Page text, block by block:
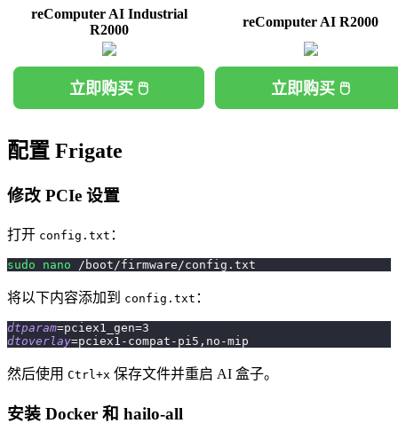
reComputer AI Industrial
R2000
reComputer AI R2000
立即购买 🖱️ 立即购买 🖱️
配置 Frigate
修改 PCIe 设置
打开 config.txt ：
sudo nano /boot/firmware/config.txt
将以下内容添加到 config.txt ：
dtparam=pciex1_gen=3
dtoverlay=pciex1-compat-pi5,no-mip
然后使用 Ctrl+x 保存文件并重启 AI 盒子。
安装 Docker 和 hailo-all